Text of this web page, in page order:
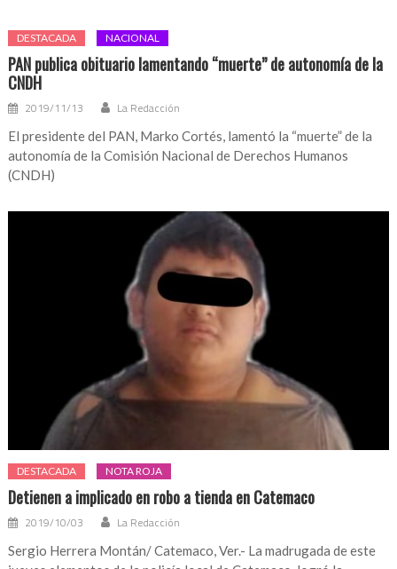
DESTACADA NACIONAL
PAN publica obituario lamentando “muerte” de autonomía de la
CNDH
2019/11/13 La Redacción
El presidente del PAN, Marko Cortés, lamentó la “muerte” de la
autonomía de la Comisión Nacional de Derechos Humanos
(CNDH)
DESTACADA NOTA ROJA
Detienen a implicado en robo a tienda en Catemaco
2019/10/03 La Redacción
Sergio Herrera Montán/ Catemaco, Ver.- La madrugada de este